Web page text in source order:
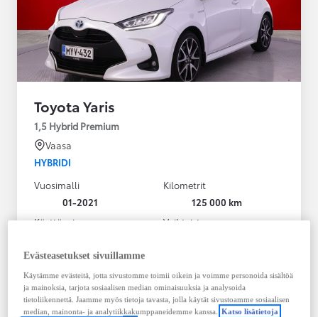
Toyota Yaris
1,5 Hybrid Premium
Vaasa
HYBRIDI
Vuosimalli
01-2021
Kilometrit
125 000 km
Käyttövoima
Vaihteisto
Näytä lisää
20 980,00 €
283,33 € / kk
Evästeasetukset sivuillamme
Käytämme evästeitä, jotta sivustomme toimii oikein ja voimme personoida sisältöä
ja mainoksia, tarjota sosiaalisen median ominaisuuksia ja analysoida
tietoliikennettä. Jaamme myös tietoja tavasta, jolla käytät sivustoamme sosiaalisen
median, mainonta- ja analytiikkakumppaneidemme kanssa. Katso lisätietoja